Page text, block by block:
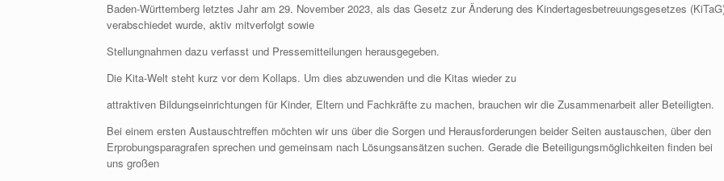
Baden-Württemberg letztes Jahr am 29. November 2023, als das Gesetz zur Änderung des Kindertagesbetreuungsgesetzes
verabschiedet wurde, aktiv mitverfolgt sowie
Stellungnahmen dazu verfasst und Pressemitteilungen herausgegeben.
Die Kita-Welt steht kurz vor dem Kollaps. Um dies abzuwenden und die Kitas wieder zu
attraktiven Bildungseinrichtungen für Kinder, Eltern und Fachkräfte zu machen, brauchen wir die Zusammenarbeit aller Beteiligten.
Bei einem ersten Austauschtreffen möchten wir uns über die Sorgen und Herausforderungen beider Seiten austauschen, über den
Erprobungsparagrafen sprechen und gemeinsam nach Lösungsansätzen suchen. Gerade die Beteiligungsmöglichkeiten finden bei
uns großen